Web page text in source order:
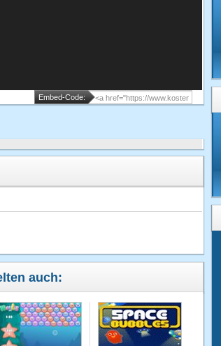
Embed-Code:
auch: